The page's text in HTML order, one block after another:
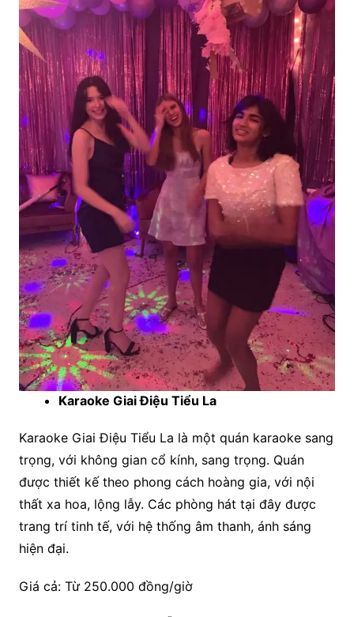
Karaoke Giai Điệu Tiểu La
Karaoke Giai Điệu Tiểu La là một quán karaoke sang
trọng, với không gian cổ kính, sang trọng. Quán
được thiết kế theo phong cách hoàng gia, với nội
thất xa hoa, lộng lẫy. Các phòng hát tại đây được
trang trí tinh tế, với hệ thống âm thanh, ánh sáng
hiện đại.
Giá cả: Từ 250.000 đồng/giờ